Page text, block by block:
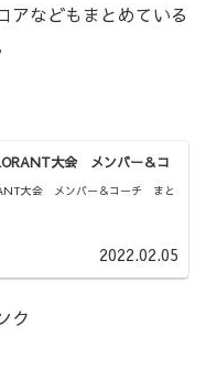
アなどもまとめている
大会 メンバー＆コ
大会 メンバー＆コーチ まと
2022.02.05
ク